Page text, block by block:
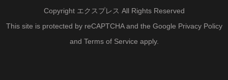
Copyright エクスプレス All Rights Reserved
This site is protected by reCAPTCHA and the Google Privacy Policy
and Terms of Service apply.